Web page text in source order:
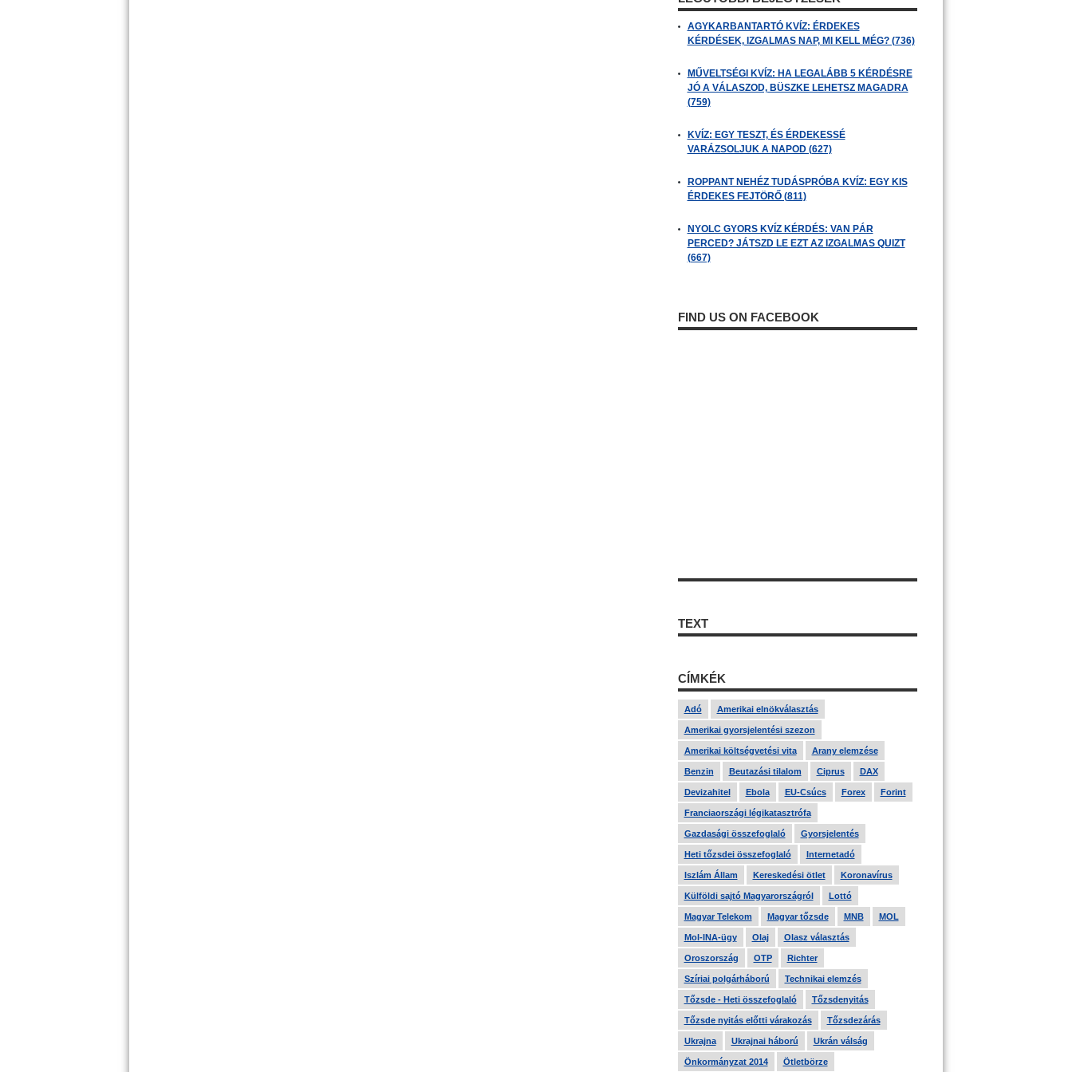
AGYKARBANTARTÓ KVÍZ: ÉRDEKES
KÉRDÉSEK, IZGALMAS NAP, MI KELL MÉG? (736)
MŰVELTSÉGI KVÍZ: HA LEGALÁBB 5 KÉRDÉSRE
JÓ A VÁLASZOD, BÜSZKE LEHETSZ MAGADRA
(759)
KVÍZ: EGY TESZT, ÉS ÉRDEKESSÉ
VARÁZSOLJUK A NAPOD (627)
ROPPANT NEHÉZ TUDÁSPRÓBA KVÍZ: EGY KIS
ÉRDEKES FEJTÖRŐ (811)
NYOLC GYORS KVÍZ KÉRDÉS: VAN PÁR
PERCED? JÁTSZD LE EZT AZ IZGALMAS QUIZT
(667)
FIND US ON FACEBOOK
TEXT
CÍMKÉK
Adó Amerikai elnökválasztás
Amerikai gyorsjelentési szezon
Amerikai költségvetési vita Arany elemzése
Benzin Beutazási tilalom Ciprus DAX
Devizahitel Ebola EU-Csúcs Forex Forint
Franciaországi légikatasztrófa
Gazdasági összefoglaló Gyorsjelentés
Heti tőzsdei összefoglaló Internetadó
Iszlám Állam Kereskedési ötlet Koronavírus
Külföldi sajtó Magyarországról Lottó
Magyar Telekom Magyar tőzsde MNB MOL
Mol-INA-ügy Olaj Olasz választás
Oroszország OTP Richter
Szíriai polgárháború Technikai elemzés
Tőzsde - Heti összefoglaló Tőzsdenyitás
Tőzsde nyitás előtti várakozás Tőzsdezárás
Ukrajna Ukrajnai háború Ukrán válság
Önkormányzat 2014 Ötletbörze